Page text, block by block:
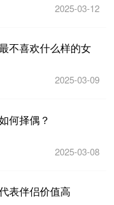
2025-03-12
不喜欢什么样的女
2025-03-09
何择偶？
2025-03-08
表伴侣价值高